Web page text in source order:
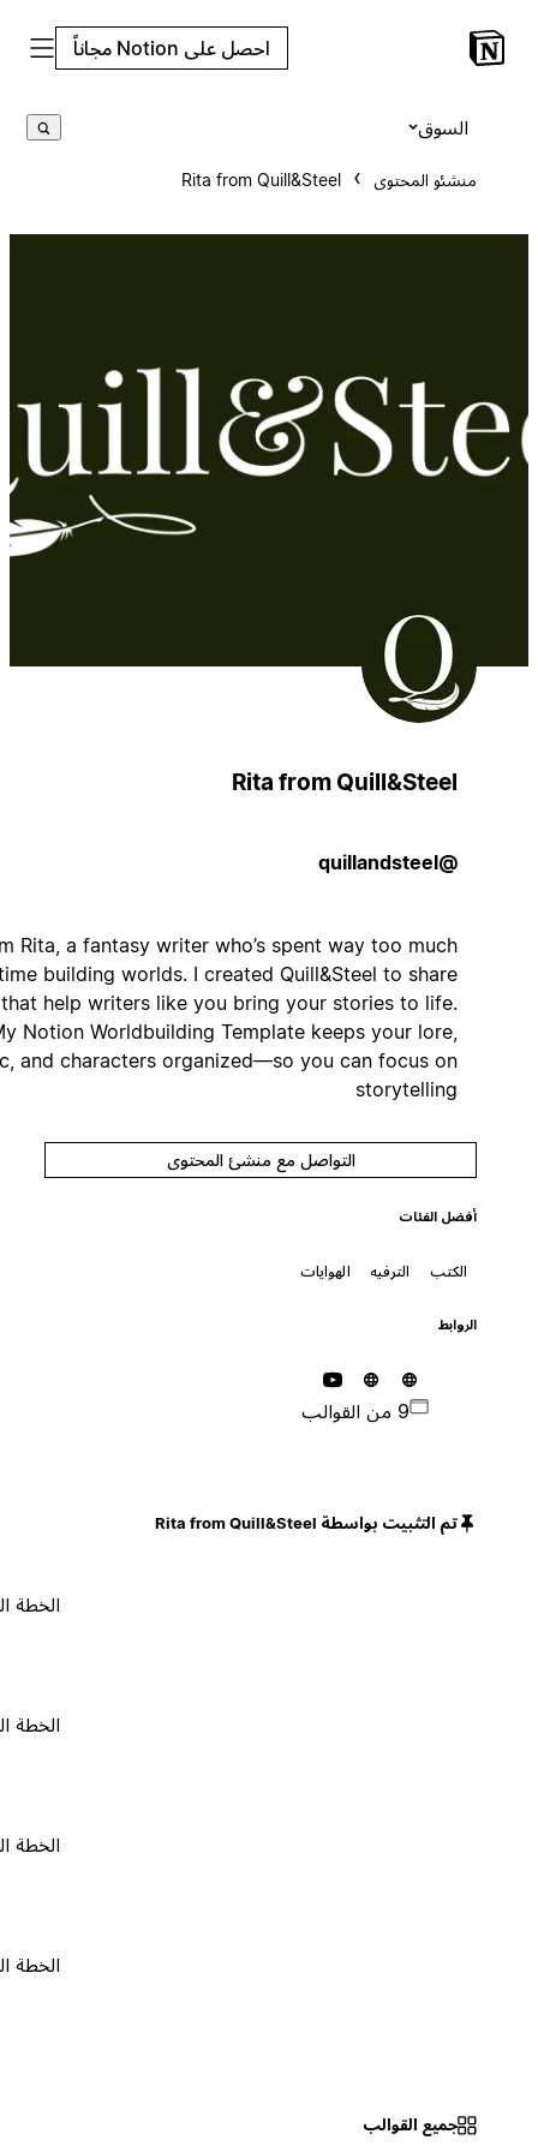
احصل على Notion مجاناً
منشئو المحتوى Rita from Quill&Steel
Rita from Quill&Steel
I’m Rita, a fantasy writer who’s spent way too much
time building worlds. I created Quill&Steel to share
tools that help writers like you bring your stories to life.
My Notion Worldbuilding Template keeps your lore,
magic, and characters organized—so you can focus on
storytelling
التواصل مع منشئ المحتوى
أفضل الفئات
الترفيه الهوايات
تم التثبيت بواسطة Rita from Quill&Steel
الخطة المجانية
الخطة المجانية
الخطة المجانية
الخطة المجانية
جميع القوالب